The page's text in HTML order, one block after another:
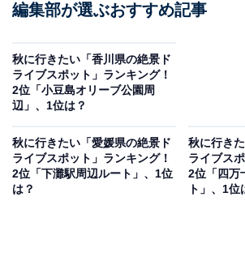
編集部が選ぶおすすめ記事
秋に行きたい「香川県の絶景ド
ライブスポット」ランキング！
2位「小豆島オリーブ公園周
辺」、1位は？
秋に行きたい「愛媛県の絶景ド
ライブスポット」ランキング！
2位「下灘駅周辺ルート」、1位
は？
秋に行き
ライブス
2位「四万
ト」、1位